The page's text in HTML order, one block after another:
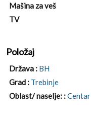
Mašina za veš
TV
Položaj
Država : BH
Grad : Trebinje
Oblast/ naselje: :Centar